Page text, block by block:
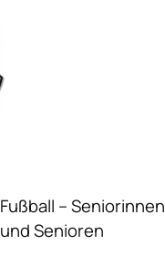
Fußball – Seniorinnen
und Senioren